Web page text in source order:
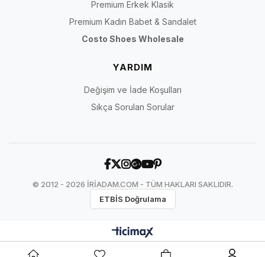
Premium Erkek Klasik
Premium Kadın Babet & Sandalet
Costo Shoes Wholesale
YARDIM
Değişim ve İade Koşulları
Sıkça Sorulan Sorular
© 2012 - 2026 İRİADAM.COM - TÜM HAKLARI SAKLIDIR.
ETBİS Doğrulama